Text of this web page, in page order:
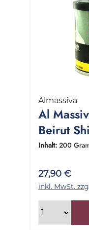
Almassiva
Al
Beirut
200
Inhalt: 200
27,90 €
inkl. MwSt.